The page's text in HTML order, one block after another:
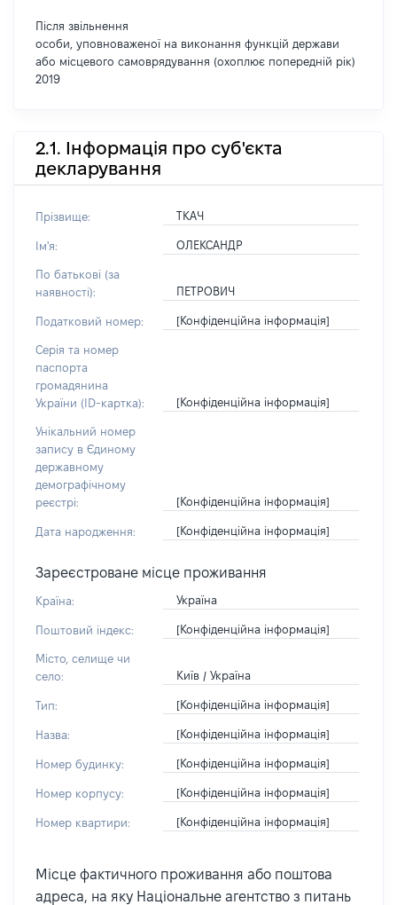
Після звільнення
особи, уповноваженої на виконання функцій держави
або місцевого самоврядування (охоплює попередній рік)
2019
2.1. Інформація про суб'єкта
декларування
Прізвище: ТКАЧ
Ім'я: ОЛЕКСАНДР
По батькові (за
наявності):
ПЕТРОВИЧ
Податковий номер: [Конфіденційна інформація]
Серія та номер
паспорта
громадянина
України (ID-картка):
[Конфіденційна інформація]
Унікальний номер
запису в Єдиному
державному
демографічному
реєстрі:
[Конфіденційна інформація]
Дата народження: [Конфіденційна інформація]
Зареєстроване місце проживання
Країна: Україна
Поштовий індекс: [Конфіденційна інформація]
Місто, селище чи
село:
Київ / Україна
Тип: [Конфіденційна інформація]
Назва: [Конфіденційна інформація]
Номер будинку: [Конфіденційна інформація]
Номер корпусу: [Конфіденційна інформація]
Номер квартири: [Конфіденційна інформація]
Місце фактичного проживання або поштова
адреса, на яку Національне агентство з питань